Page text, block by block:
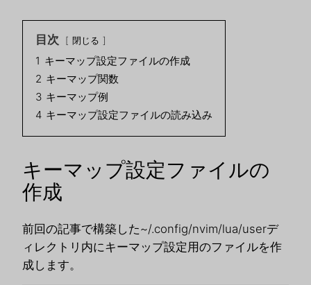
目次 閉じる
1 キーマップ設定ファイルの作成
2 キーマップ関数
3 キーマップ例
4 キーマップ設定ファイルの読み込み
キーマップ設定ファイルの
作成
前回の記事で構築した~/.config/nvim/lua/userデ
ィレクトリ内にキーマップ設定用のファイルを作
成します。